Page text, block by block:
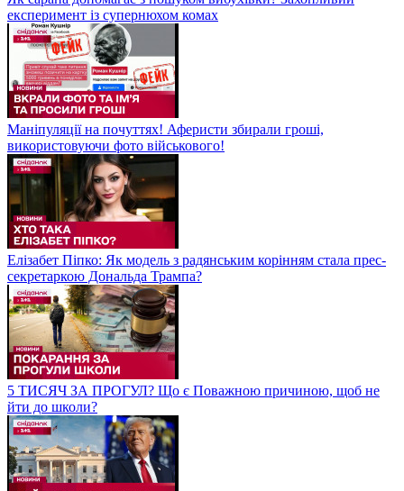
експеримент із супернюхом комах
Маніпуляції на почуттях! Аферисти збирали гроші,
використовуючи фото військового!
Елізабет Піпко: Як модель з радянським корінням стала прес-
секретаркою Дональда Трампа?
5 ТИСЯЧ ЗА ПРОГУЛ? Що є Поважною причиною, щоб не
йти до школи?